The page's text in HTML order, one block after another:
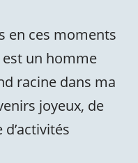
en ces moments
un homme
racine dans ma
joyeux, de